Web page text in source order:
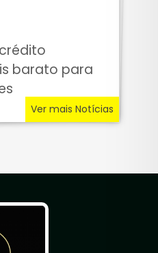
barato para
Ver mais Notícias